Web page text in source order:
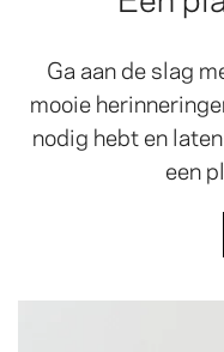
Ga aan de slag
mooie
nodig hebt en
een